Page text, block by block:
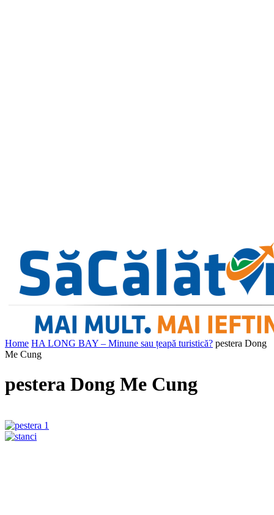
Home HA LONG BAY – Minune sau țeapă turistică? pestera Dong
Me Cung
pestera Dong Me Cung